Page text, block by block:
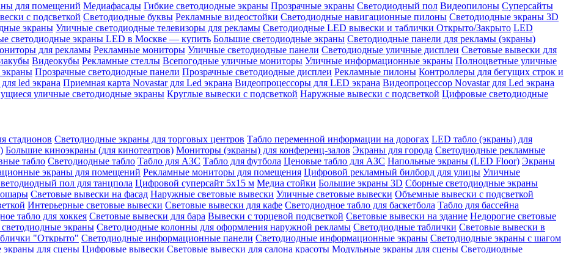
для помещений Медиафасады Гибкие светодиодные экраны Прозрачные экраны Светодиодный пол Видеопилоны Суперсайты
с подсветкой Светодиодные буквы Рекламные видеостойки Светодиодные навигационные пилоны Светодиодные экраны 3D
экраны Уличные светодиодные телевизоры для рекламы Светодиодные LED вывески и таблички Открыто/Закрыто LED
светодиодные экраны LED в Москве — купить Большие светодиодные экраны Светодиодные панели для рекламы (экраны)
для рекламы Рекламные мониторы Уличные светодиодные панели Светодиодные уличные дисплеи Световые вывески для
Видеокубы Рекламные стеллы Всепогодные уличные мониторы Уличные информационные экраны Полноцветные уличные
Прозрачные светодиодные панели Прозрачные светодиодные дисплеи Рекламные пилоны Контроллеры для бегущих строк и
led экрана Приемная карта Novastar для Led экрана Видеопроцессоры для LED экрана Видеопроцессор Novastar для Led экрана
уличные светодиодные экраны Круглые вывески с подсветкой Наружные вывески с подсветкой Цифровые светодиодные
стадионов Светодиодные экраны для торговых центров Табло переменной информации на дорогах LED табло (экраны) для
Большие киноэкраны (для кинотеатров) Мониторы (экраны) для конференц-залов Экраны для города Светодиодные рекламные
табло Светодиодные табло Табло для АЗС Табло для футбола Ценовые табло для АЗС Напольные экраны (LED Floor) Экраны
экраны для помещений Рекламные мониторы для помещения Цифровой рекламный билборд для улицы Уличные
пол для танцпола Цифровой суперсайт 5х15 м Медиа стойки Большие экраны 3D Сборные светодиодные экраны
Световые вывески на фасад Наружные световые вывески Уличные световые вывески Объемные вывески с подсветкой
Интерьерные световые вывески Световые вывески для кафе Светодиодное табло для баскетбола Табло для бассейна
табло для хоккея Световые вывески для бара Вывески с торцевой подсветкой Световые вывески на здание Недорогие световые
экраны Светодиодные колонны для оформления наружной рекламы Светодиодные таблички Световые вывески в
"Открыто" Светодиодные информационные панели Светодиодные информационные экраны Светодиодные экраны с шагом
экраны для сцены Цифровые вывески Световые вывески для салона красоты Модульные экраны для сцены Светодиодные